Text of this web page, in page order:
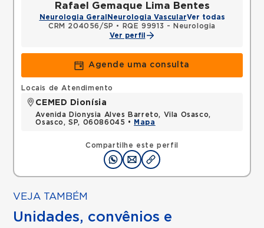
Rafael Gemaque Lima Bentes
Neurologia Geral Neurologia VascularVer todas
CRM 204056/SP •
RQE 99913 - Neurologia
Ver perfil
Agende uma consulta
Compartilhe este perfil
Locais de Atendimento
CEMED Dionísia
Avenida Dionysia Alves Barreto, Vila Osasco,
Osasco, SP, 06086045 •
Mapa
VEJA TAMBÉM
Unidades, convênios e